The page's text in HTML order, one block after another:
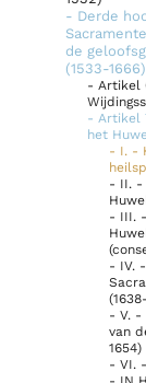
Nieuwste
5. Het gebed
In Christus
Leer de
Gods
De mystiek.
Het Vaticaan
van het
Vaticaanse
Paus spreekt
- Derde
de
(1533-1666)
- Artikel
- Artikel
het
- I. -
- II. -
- III.
- IV.
- V. -
van
1654)
- VI.
tot het
huwelijk
de zin die
van het
Nieuwe
Zie ook